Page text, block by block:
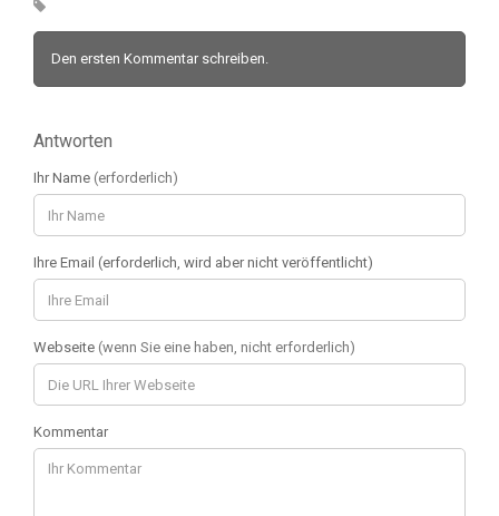
Den ersten Kommentar schreiben.
Antworten
Ihr Name (erforderlich)
Ihre Email (erforderlich, wird aber nicht veröffentlicht)
Webseite (wenn Sie eine haben, nicht erforderlich)
Kommentar